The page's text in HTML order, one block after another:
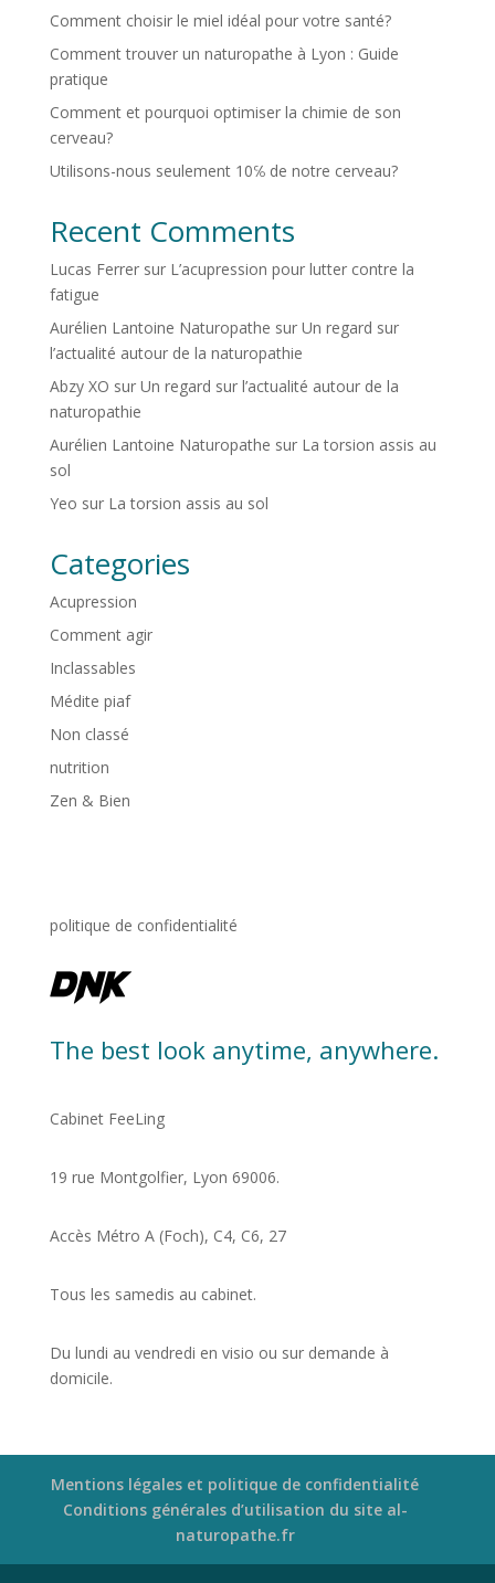
Comment choisir le miel idéal pour votre santé?
Comment trouver un naturopathe à Lyon : Guide
pratique
Comment et pourquoi optimiser la chimie de son
cerveau?
Utilisons-nous seulement 10℅ de notre cerveau?
Recent Comments
Lucas Ferrersur L’acupression pour lutter contre la
fatigue
Aurélien Lantoine Naturopathe sur Un regard sur
l’actualité autour de la naturopathie
Abzy XO sur Un regard sur l’actualité autour de la
naturopathie
Aurélien Lantoine Naturopathe sur La torsion assis au
sol
Yeo sur La torsion assis au sol
Categories
Acupression
Comment agir
Inclassables
Médite piaf
Non classé
nutrition
Zen & Bien
politique de confidentialité
The best look anytime, anywhere.
Cabinet FeeLing
19 rue Montgolfier, Lyon 69006.
Accès Métro A (Foch), C4, C6, 27
Tous les samedis au cabinet.
Du lundi au vendredi en visio ou sur demande à
domicile.
Mentions légales et politique de confidentialité
Conditions générales d’utilisation du site al-
naturopathe.fr